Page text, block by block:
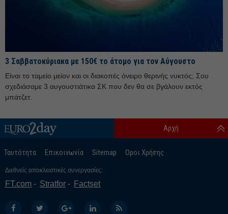
Μάρτιος 25
Φεβρουάριος 25
Ιανουάριος 25
Νοέμβριος 24
Αύγουστος 24
Ιούνιος 24
3 Σαββατοκύριακα με 150€ το άτομο για τον Αύγουστο
Είναι το ταμείο μείον και οι διακοπές όνειρο θερινής νυκτός; Σου
σχεδιάσαμε 3 αυγουστιάτικα ΣΚ που δεν θα σε βγάλουν εκτός
μπάτζετ.
Ταυτότητα Επικοινωνία Sitemap Οροι Χρήσης
Αρχή
Διεθνείς αποκλειστικές συνεργασίες:
FT.com Stratfor Factset